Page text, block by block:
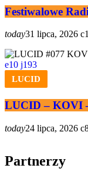
Festiwalowe
today31 lipca, 2026
10 193
LUCID
LUCID – KOVI
today24 lipca, 2026
Partnerzy